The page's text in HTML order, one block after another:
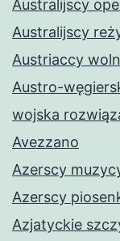
Australijscy
Australijscy
Austriaccy
Austro-
wojska
Avezzano
Azerscy
Azerscy
Azjatyckie